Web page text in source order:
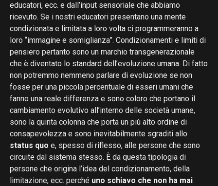
educatori, ecc. e dall’input sensoriale che abbiamo
ricevuto. Se i nostri educatori presentano una mente
condizionata e limitata a loro volta ci programmeranno a
loro “immagine e somiglianza”. Condizionamenti e limiti di
pensiero pertanto sono un marchio transgenerazionale
che è diventato lo standard dell’evoluzione umana. Di fatto
non potremmo nemmeno parlare di evoluzione se non
fosse per una piccola percentuale di esseri umani che
fanno una reale differenza e sono coloro che portano il
cambiamento evolutivo all’interno delle società umane,
sono la quinta colonna che porta un più alto ordine di
consapevolezza e sono inevitabilmente sgraditi allo
status quo e, spesso di riflesso, alle persone che sono
circuite dal sistema stesso. È da questa tipologia di
persone che origina l’idea del condizionamento, della
limitazione, ecc. perché uno schiavo che non ha mai